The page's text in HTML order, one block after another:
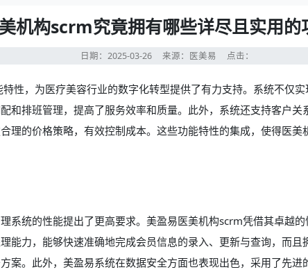
机构scrm究竟拥有哪些详尽且实用的
日期：2025-03-26 来源：医美易 点击：
特性，为医疗美容行业的数字化转型提供了有力支持。系统不仅
和排班管理，提高了服务效率和质量。此外，系统还支持客户
理的价格策略，有效控制成本。这些功能特性的集成，使得医美
系统的性能提出了更高要求。美盈易医美机构scrm凭借其卓越的
能力，能够快速准确地完成会员信息的录入、更新与查询，而
案。此外，美盈易系统在数据安全方面也表现出色，采用了先